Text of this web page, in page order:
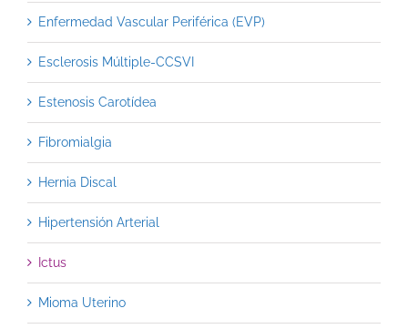
Enfermedad Vascular Periférica (EVP)
Esclerosis Múltiple-CCSVI
Estenosis Carotídea
Fibromialgia
Hernia Discal
Hipertensión Arterial
Ictus
Mioma Uterino